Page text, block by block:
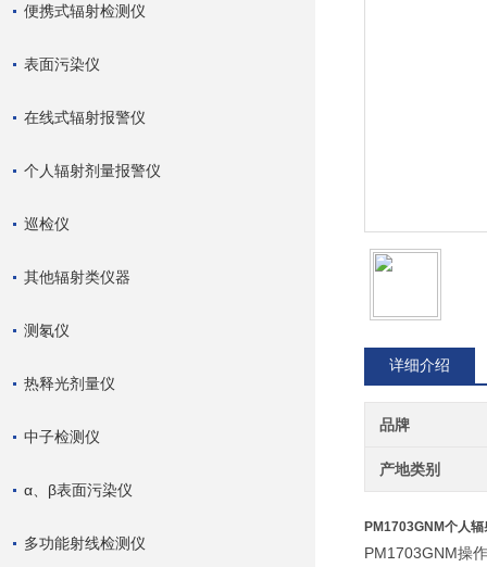
便携式辐射检测仪
表面污染仪
在线式辐射报警仪
个人辐射剂量报警仪
巡检仪
其他辐射类仪器
测氡仪
热释光剂量仪
中子检测仪
α、β表面污染仪
多功能射线检测仪
详细介绍
品牌
产地类别
PM1703GNM个人
PM1703GNM操